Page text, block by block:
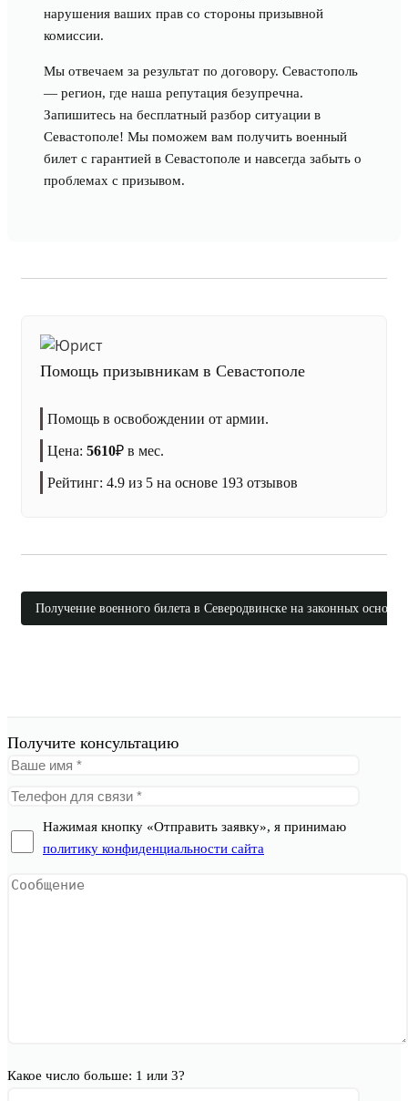
нарушения ваших прав со стороны призывной
комиссии.
Мы отвечаем за результат по договору. Севастополь
— регион, где наша репутация безупречна.
Запишитесь на бесплатный разбор ситуации в
Севастополе! Мы поможем вам получить военный
билет с гарантией в Севастополе и навсегда забыть о
проблемах с призывом.
Помощь призывникам в Севастополе
Помощь в освобождении от армии.
Цена: 5610₽ в мес.
Рейтинг: 4.9 из 5 на основе 193 отзывов
Получение военного билета в Северодвинске на законных
Получите консультацию
Нажимая кнопку «Отправить заявку», я принимаю
политику конфиденциальности сайта
Какое число больше: 1 или 3?